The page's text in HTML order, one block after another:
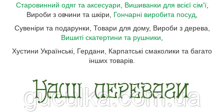
Старовинний одяг та аксесуари Вишиванки для всієї сім'ї,
Вироби з овчини та шкіри,
Гончарні виробита посуд
Сувеніри та подарунки, Товари для дому, Вироби з дерева,
Вишиті скатертини та рушники
Хустини Українські, Гердани, Карпатські смаколики та багато
інших товарів.